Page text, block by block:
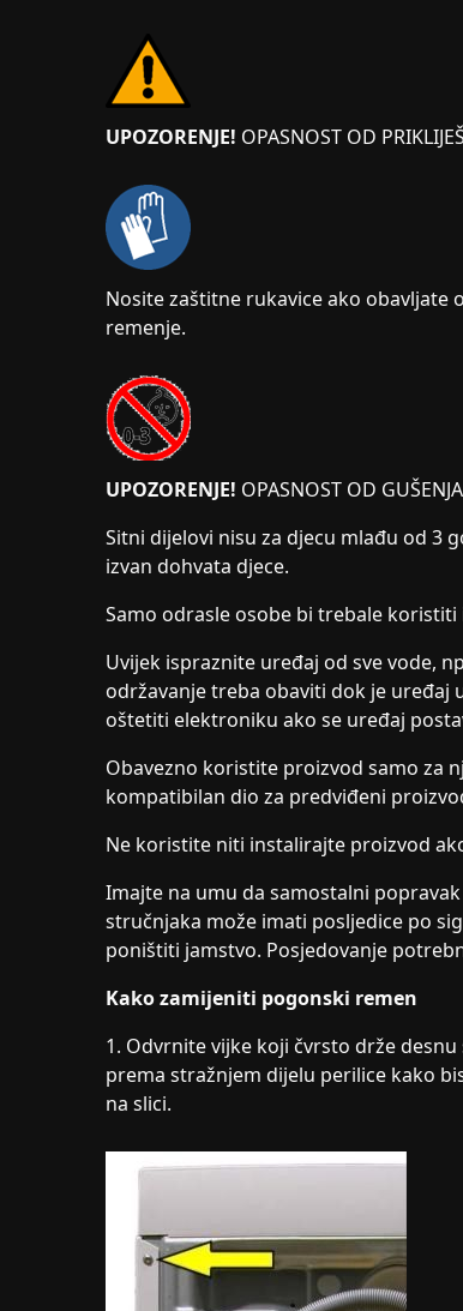
UPOZORENJE! OPASNOST OD
Nosite zaštitne rukavice ako obavljate
remenje.
UPOZORENJE! OPASNOST OD GUŠENJA
Sitni dijelovi nisu za djecu mlađu od 3
izvan dohvata djece.
Samo odrasle osobe bi trebale
Uvijek ispraznite uređaj od sve vode,
održavanje treba obaviti dok je uređaj
oštetiti elektroniku ako se uređaj
Obavezno koristite proizvod samo za
kompatibilan dio za predviđeni
Ne koristite niti instalirajte proizvod
Imajte na umu da samostalni
stručnjaka može imati posljedice po
poništiti jamstvo. Posjedovanje
Kako zamijeniti pogonski remen
1. Odvrnite vijke koji čvrsto drže
prema stražnjem dijelu perilice kako
na slici.